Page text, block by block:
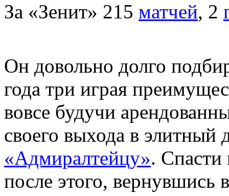
За «Зенит» 215 матчей, 2
Он довольно долго
года три играя
вовсе будучи
своего выхода в элитный
«Адмиралтейцу». Спасти
после этого, вернувшись